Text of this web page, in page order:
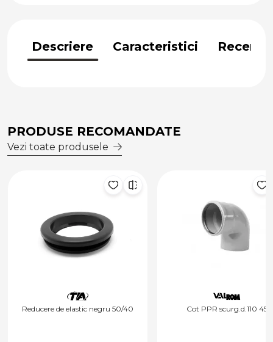
Descriere Caracteristici
PRODUSE RECOMANDATE
Vezi toate produsele
Reducere de elastic negru 50/40 Cot PPR scurg.d.110 45